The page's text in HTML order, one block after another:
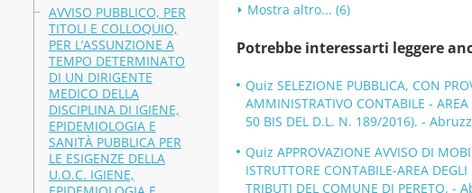
AVVISO PUBBLICO, PER
TITOLI E COLLOQUIO,
PER L’ASSUNZIONE A
TEMPO DETERMINATO
DI UN DIRIGENTE
MEDICO DELLA
DISCIPLINA DI IGIENE,
EPIDEMIOLOGIA E
SANITÀ PUBBLICA PER
LE ESIGENZE DELLA
U.O.C. IGIENE,
Mostra altro... (6)
Potrebbe interessarti leggere
Quiz SELEZIONE PUBBLICA, CON
AMMINISTRATIVO CONTABILE - AREA
50 BIS DEL D.L. N. 189/2016). -
Quiz APPROVAZIONE AVVISO DI
ISTRUTTORE CONTABILE-AREA
TRIBUTI DEL COMUNE DI PERETO.